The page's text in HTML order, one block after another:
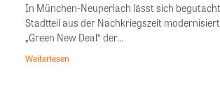
In München-Neuperlach lässt sich
Stadtteil aus der Nachkriegszeit
„Green New Deal“ der...
Weiterlesen